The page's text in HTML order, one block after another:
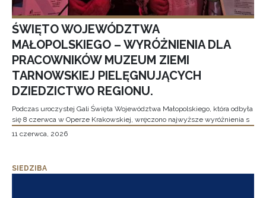
ŚWIĘTO WOJEWÓDZTWA
MAŁOPOLSKIEGO – WYRÓŻNIENIA DLA
PRACOWNIKÓW MUZEUM ZIEMI
TARNOWSKIEJ PIELĘGNUJĄCYCH
DZIEDZICTWO REGIONU.
Podczas uroczystej Gali Święta Województwa Małopolskiego, która odbyła
się 8 czerwca w Operze Krakowskiej, wręczono najwyższe wyróżnienia s
11 czerwca, 2026
SIEDZIBA